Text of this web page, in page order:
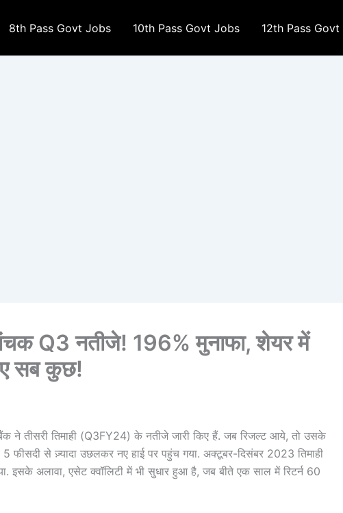
8th Pass Govt Jobs 10th Pass Govt Jobs 12th Pass
Q3 नतीजे! 196% मुनाफा, शेयर में
सब कुछ!
ने तीसरी तिमाही (Q3FY24) के नतीजे जारी किए हैं. जब रिजल्ट आये, तो उसके
फीसदी से ज़्यादा उछलकर नए हाई पर पहुंच गया. अक्टूबर-दिसंबर 2023 तिमाही
अलावा, एसेट क्वॉलिटी में भी सुधार हुआ है, जब बीते एक साल में रिटर्न 60